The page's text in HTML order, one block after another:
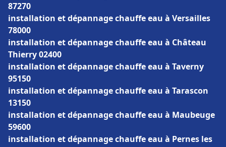
87270
installation et dépannage chauffe eau à Versailles
78000
installation et dépannage chauffe eau à Château
Thierry 02400
installation et dépannage chauffe eau à Taverny
95150
installation et dépannage chauffe eau à Tarascon
13150
installation et dépannage chauffe eau à Maubeuge
59600
installation et dépannage chauffe eau à Pernes les